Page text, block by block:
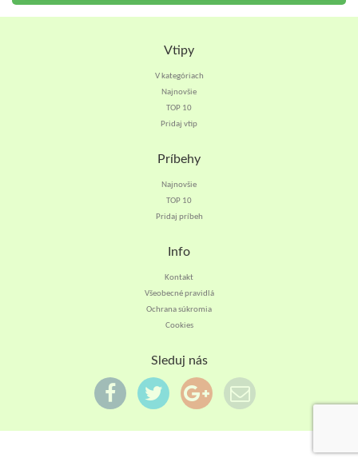
Vtipy
V kategóriach
Najnovšie
TOP 10
Pridaj vtip
Príbehy
Najnovšie
TOP 10
Pridaj príbeh
Info
Kontakt
Všeobecné pravidlá
Ochrana súkromia
Cookies
Sleduj nás